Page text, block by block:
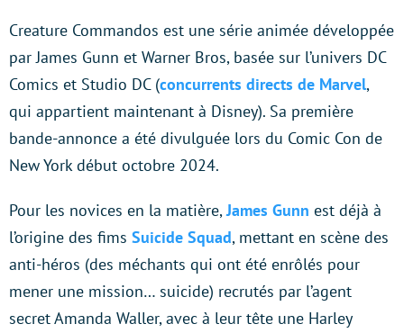
Creature Commandos est une série animée développée
par James Gunn et Warner Bros, basée sur l’univers DC
Comics et Studio DC (concurrents directs de Marvel,
qui appartient maintenant à Disney). Sa première
bande-annonce a été divulguée lors du Comic Con de
New York début octobre 2024.
Pour les novices en la matière,James Gunn est déjà à
l’origine des fims Suicide Squad, mettant en scène des
anti-héros (des méchants qui ont été enrôlés pour
mener une mission… suicide) recrutés par l’agent
secret Amanda Waller, avec à leur tête une Harley